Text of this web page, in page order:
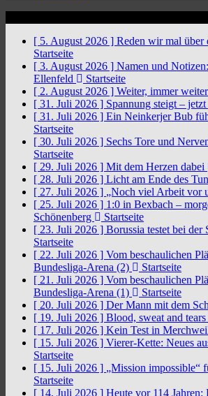
[ 5. August 2026 ] Reden wir mal über
Startseite
[ 3. August 2026 ] Namen und
Ellenfeld
Startseite
[ 2. August 2026 ] Weiter, immer
[ 31. Juli 2026 ] Spannung steigt – jetzt
[ 31. Juli 2026 ] Ein Neinkerjer Bub
Startseite
[ 30. Juli 2026 ] Sechs Tore und
Startseite
[ 29. Juli 2026 ] Mit dem Herzen dabei
[ 28. Juli 2026 ] Licht am Ende des
[ 27. Juli 2026 ] „Noch viel Arbeit vor
[ 25. Juli 2026 ] 1:0 in Bexbach –
Schönenberg
Startseite
[ 23. Juli 2026 ] Borussia testet bei der
Startseite
[ 22. Juli 2026 ] Vom beschaulichen
Bundesliga-Arena (2)
Startseite
[ 21. Juli 2026 ] Vom beschaulichen
Bundesliga-Arena (1)
Startseite
[ 20. Juli 2026 ] Der Mann mit dem
[ 19. Juli 2026 ] Blood, sweat and tears
[ 17. Juli 2026 ] Kein Test in
[ 15. Juli 2026 ] Vierer-Kette: Neues
Startseite
[ 15. Juli 2026 ] „Mission impossible“
Startseite
[ 14. Juli 2026 ] Heute vor 114 Jahren: